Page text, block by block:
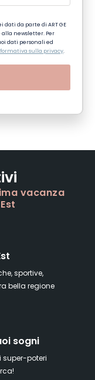
da parte di ART GE
newsletter. Per
dati personali ed
sulla privacy.
vacanza
sportive,
bella regione
sogni
super-poteri